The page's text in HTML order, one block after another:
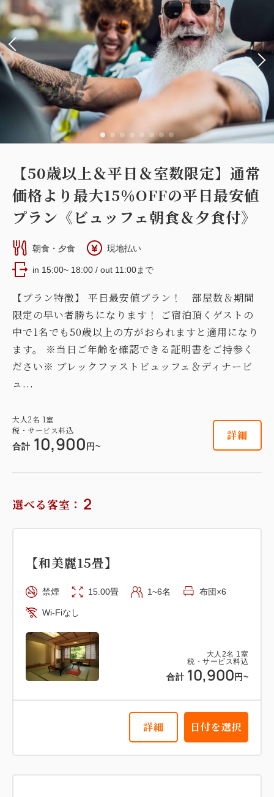
【50歳以上＆平日＆室数限定】通常
価格より最大15％OFFの平日最安値
プラン《ビュッフェ朝食＆夕食付》
朝食・夕食 現地払い
in 15:00~ 18:00 / out 11:00まで
【プラン特徴】 平日最安値プラン！ 部屋数＆期間
限定の早い者勝ちになります！ ご宿泊頂くゲストの
中で1名でも50歳以上の方がおられますと適用になり
ます。 ※当日ご年齢を確認できる証明書をご持参く
ださい※ ブレックファストビュッフェ＆ディナービ
ュ...
大人2名 1室
税・サービス料込
合計 10,900 円~
詳細
選べる客室： 2
大人 2名 1室
税・サービス料込
合計 10,900 円~
【和美麗15畳】
禁煙 15.00畳 1~6名 布団×6
Wi-Fiなし
詳細 日付を選択